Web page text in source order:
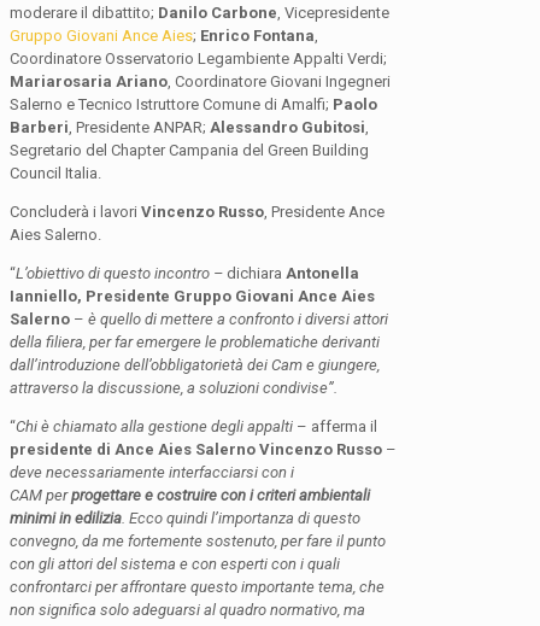
moderare il dibattito; Danilo Carbone, Vicepresidente
Gruppo Giovani Ance Aies; Enrico Fontana,
Coordinatore Osservatorio Legambiente Appalti Verdi;
Mariarosaria Ariano, Coordinatore Giovani Ingegneri
Salerno e Tecnico Istruttore Comune di Amalfi; Paolo
Barberi, Presidente ANPAR; Alessandro Gubitosi,
Segretario del Chapter Campania del Green Building
Council Italia.
Concluderà i lavori Vincenzo Russo, Presidente Ance
Aies Salerno.
“L’obiettivo di questo incontro – dichiara Antonella
Ianniello, Presidente Gruppo Giovani Ance Aies
Salerno – è quello di mettere a confronto i diversi attori
della filiera, per far emergere le problematiche derivanti
dall’introduzione dell’obbligatorietà dei Cam e giungere,
attraverso la discussione, a soluzioni condivise”.
“Chi è chiamato alla gestione degli appalti – afferma il
presidente di Ance Aies Salerno Vincenzo Russo –
deve necessariamente interfacciarsi con i
CAM perprogettare e costruire con i criteri ambientali
minimi in edilizia. Ecco quindi l’importanza di questo
convegno, da me fortemente sostenuto, per fare il punto
con gli attori del sistema e con esperti con i quali
confrontarci per affrontare questo importante tema, che
non significa solo adeguarsi al quadro normativo, ma